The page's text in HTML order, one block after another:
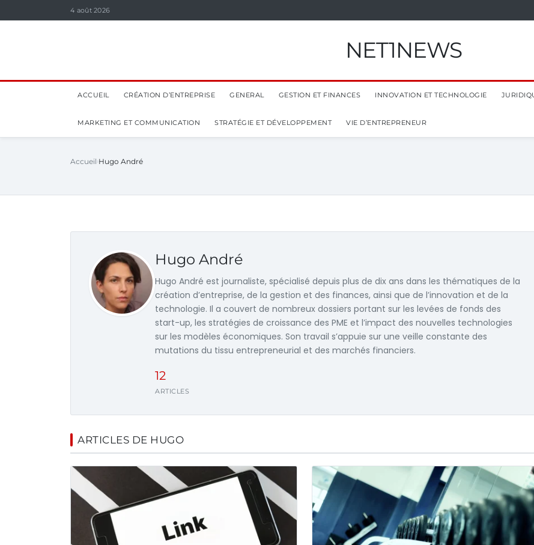
4 août 2026
NET1NEWS
ACCUEIL CRÉATION D’ENTREPRISE GENERAL GESTION ET FINANCES INNOVATION ET TECHNOLOGIE
MARKETING ET COMMUNICATION STRATÉGIE ET DÉVELOPPEMENT VIE D’ENTREPRENEUR
Accueil Hugo André
Hugo André
Hugo André est journaliste, spécialisé depuis plus de dix ans dans les thématiques de la
création d’entreprise, de la gestion et des finances, ainsi que de l’innovation et de la
technologie. Il a couvert de nombreux dossiers portant sur les levées de fonds des
start-up, les stratégies de croissance des PME et l’impact des nouvelles technologies
sur les modèles économiques. Son travail s’appuie sur une veille constante des
mutations du tissu entrepreneurial et des marchés financiers.
12
ARTICLES
ARTICLES DE HUGO